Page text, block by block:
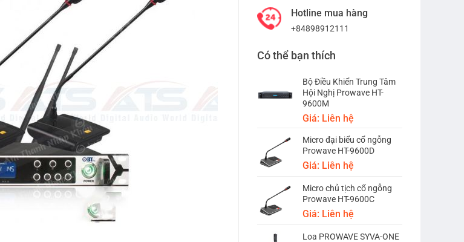
Hotline mua hàng
+84898912111
Có thể bạn thích
Bộ Điều Khiển Trung Tâm
Hội Nghị Prowave HT-
9600M
Giá: Liên hệ
Micro đại biểu cổ ngỗng
Prowave HT-9600D
Giá: Liên hệ
Micro chủ tịch cổ ngỗng
Prowave HT-9600C
Giá: Liên hệ
Loa PROWAVE SYVA-ONE